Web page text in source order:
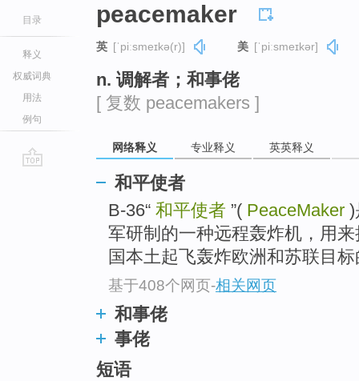
目录
释义
权威词典
用法
例句
peacemaker
英 [ˈpiːsmeɪkə(r)] 美 [ˈpiːsmeɪkər]
n. 调解者；和事佬
[ 复数 peacemakers ]
网络释义 专业释义 英英释义
和平使者
B-36“ 和平使者 ”( PeaceMaker )
军研制的一种远程轰炸机，用
国本土起飞轰炸欧洲和苏联目
基于408个网页-相关网页
和事佬
事佬
短语